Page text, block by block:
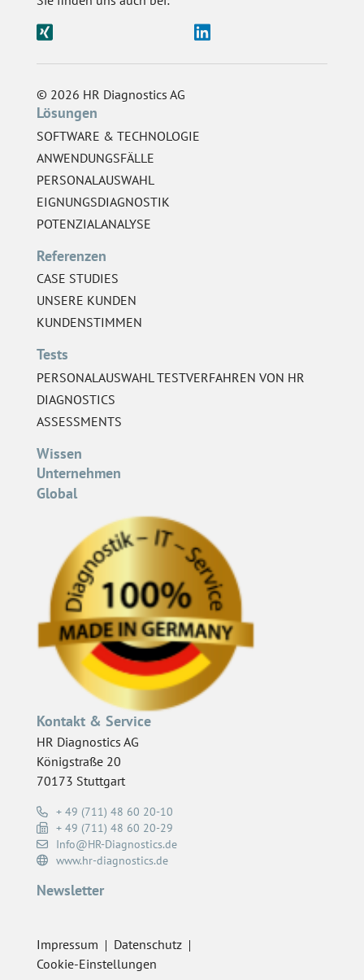
© 2026 HR Diagnostics AG
Lösungen
SOFTWARE & TECHNOLOGIE
ANWENDUNGSFÄLLE
PERSONALAUSWAHL
EIGNUNGSDIAGNOSTIK
POTENZIALANALYSE
Referenzen
CASE STUDIES
UNSERE KUNDEN
KUNDENSTIMMEN
Tests
PERSONALAUSWAHL TESTVERFAHREN VON HR
DIAGNOSTICS
ASSESSMENTS
Wissen
Unternehmen
Global
Kontakt & Service
HR Diagnostics AG
Königstraße 20
70173 Stuttgart
+ 49 (711) 48 60 20-10
+ 49 (711) 48 60 20-29
Info@HR-Diagnostics.de
www.hr-diagnostics.de
Newsletter
Impressum
Datenschutz
Cookie-Einstellungen